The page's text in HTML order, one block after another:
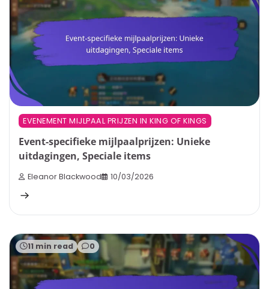
EVENEMENT MIJLPAAL PRIJZEN IN KING OF KINGS
Event-specifieke mijlpaalprijzen: Unieke
uitdagingen, Speciale items
Eleanor Blackwood 10/03/2026
11 min read 0